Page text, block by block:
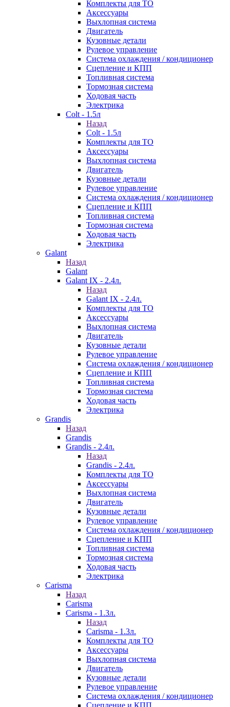
Комплекты для ТО
Аксессуары
Выхлопная система
Двигатель
Кузовные детали
Рулевое управление
Система охлаждения / кондиционер
Сцепление и КПП
Топливная система
Тормозная система
Ходовая часть
Электрика
Colt - 1.5л
Назад
Colt - 1.5л
Комплекты для ТО
Аксессуары
Выхлопная система
Двигатель
Кузовные детали
Рулевое управление
Система охлаждения / кондиционер
Сцепление и КПП
Топливная система
Тормозная система
Ходовая часть
Электрика
Galant
Назад
Galant
Galant IX - 2.4л.
Назад
Galant IX - 2.4л.
Комплекты для ТО
Аксессуары
Выхлопная система
Двигатель
Кузовные детали
Рулевое управление
Система охлаждения / кондиционер
Сцепление и КПП
Топливная система
Тормозная система
Ходовая часть
Электрика
Grandis
Назад
Grandis
Grandis - 2.4л.
Назад
Grandis - 2.4л.
Комплекты для ТО
Аксессуары
Выхлопная система
Двигатель
Кузовные детали
Рулевое управление
Система охлаждения / кондиционер
Сцепление и КПП
Топливная система
Тормозная система
Ходовая часть
Электрика
Carisma
Назад
Carisma
Carisma - 1.3л.
Назад
Carisma - 1.3л.
Комплекты для ТО
Аксессуары
Выхлопная система
Двигатель
Кузовные детали
Рулевое управление
Система охлаждения / кондиционер
Сцепление и КПП